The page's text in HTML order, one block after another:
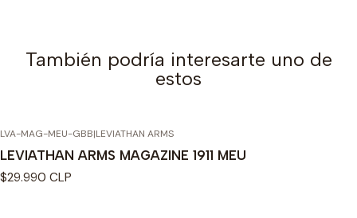
También podría interesarte uno de
estos
LVA-MAG-MEU-GBB|LEVIATHAN ARMS
LEVIATHAN ARMS MAGAZINE 1911 MEU
$29.990 CLP